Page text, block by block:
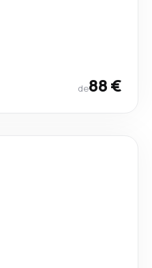
de88 €